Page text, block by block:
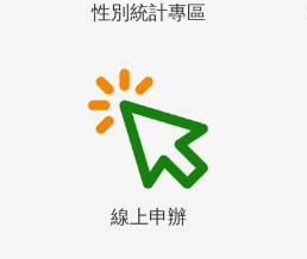
性別統計專區
線上申辦